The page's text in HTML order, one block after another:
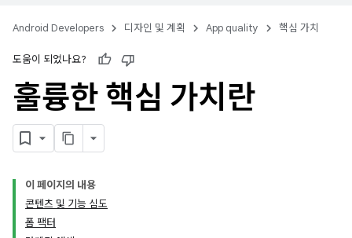
Android Developers 디자인 및 계획 App quality 핵심 가치
도움이 되었나요?
훌륭한 핵심 가치란
이 페이지의 내용
콘텐츠 및 기능 심도
폼 팩터